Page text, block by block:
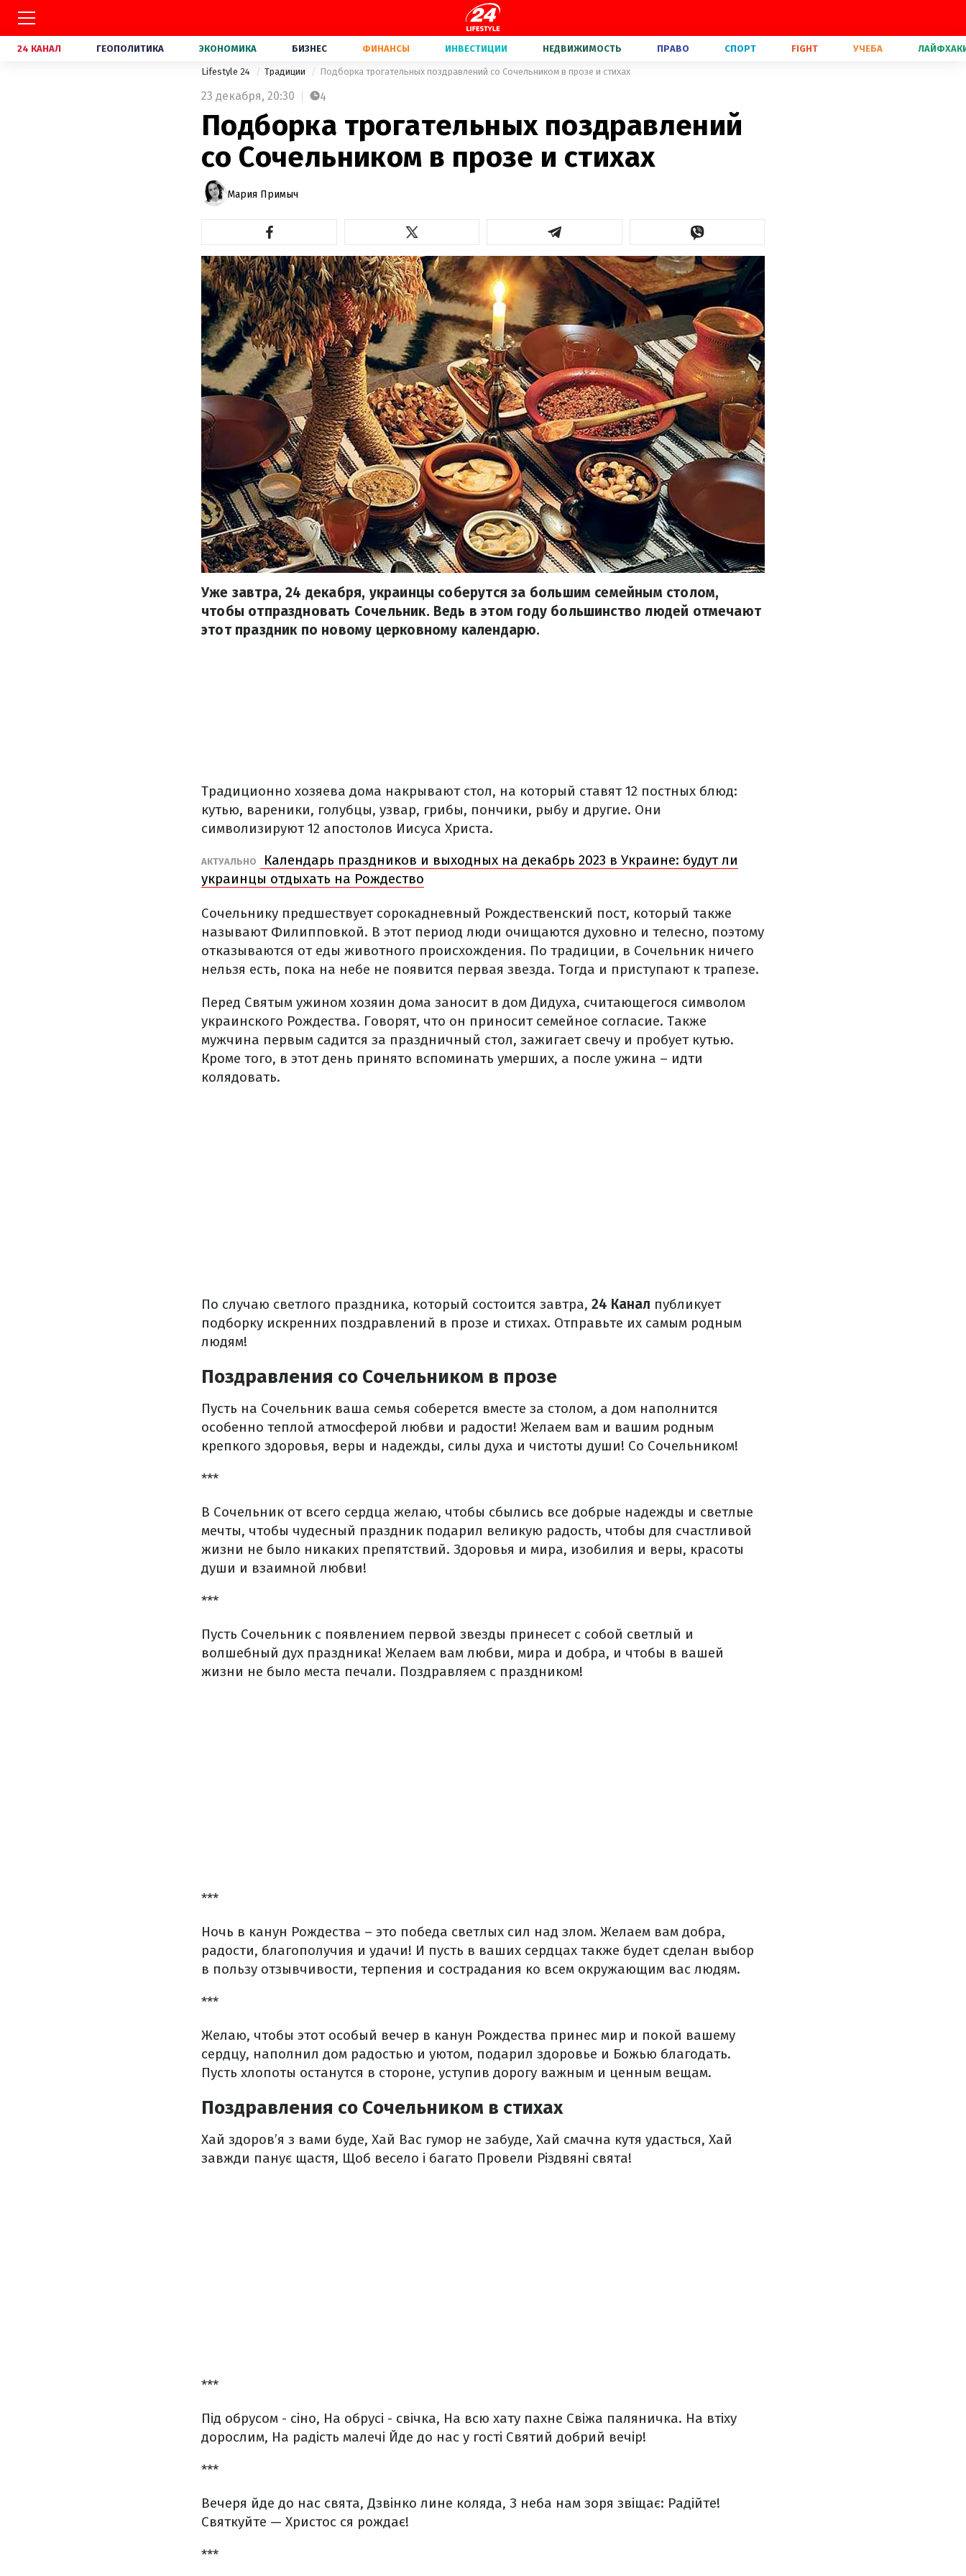
24 КАНАЛ ГЕОПОЛИТИКА ЭКОНОМИКА БИЗНЕС ФИНАНСЫ ИНВЕСТИЦИИ НЕДВИЖИМОСТЬ ПРАВО СПОРТ FIGHT УЧЕБА
Lifestyle 24 Традиции Подборка трогательных поздравлений со Сочельником в прозе и стихах
23 декабря, 20:30 4
Подборка трогательных поздравлений
со Сочельником в прозе и стихах
Мария Примыч
Уже завтра, 24 декабря, украинцы соберутся за большим семейным столом,
чтобы отпраздновать Сочельник. Ведь в этом году большинство людей отмечают
этот праздник по новому церковному календарю.
Традиционно хозяева дома накрывают стол, на который ставят 12 постных блюд:
кутью, вареники, голубцы, узвар, грибы, пончики, рыбу и другие. Они
символизируют 12 апостолов Иисуса Христа.
АКТУАЛЬНО
Календарь праздников и выходных на декабрь 2023 в Украине: будут ли
украинцы отдыхать на Рождество
Сочельнику предшествует сорокадневный Рождественский пост, который также
называют Филипповкой. В этот период люди очищаются духовно и телесно, поэтому
отказываются от еды животного происхождения. По традиции, в Сочельник ничего
нельзя есть, пока на небе не появится первая звезда. Тогда и приступают к трапезе.
Перед Святым ужином хозяин дома заносит в дом Дидуха, считающегося символом
украинского Рождества. Говорят, что он приносит семейное согласие. Также
мужчина первым садится за праздничный стол, зажигает свечу и пробует кутью.
Кроме того, в этот день принято вспоминать умерших, а после ужина – идти
колядовать.
По случаю светлого праздника, который состоится завтра, 24 Канал публикует
подборку искренних поздравлений в прозе и стихах. Отправьте их самым родным
людям!
Поздравления со Сочельником в прозе
Пусть на Сочельник ваша семья соберется вместе за столом, а дом наполнится
особенно теплой атмосферой любви и радости! Желаем вам и вашим родным
крепкого здоровья, веры и надежды, силы духа и чистоты души! Со Сочельником!
***
В Сочельник от всего сердца желаю, чтобы сбылись все добрые надежды и светлые
мечты, чтобы чудесный праздник подарил великую радость, чтобы для счастливой
жизни не было никаких препятствий. Здоровья и мира, изобилия и веры, красоты
души и взаимной любви!
***
Пусть Сочельник с появлением первой звезды принесет с собой светлый и
волшебный дух праздника! Желаем вам любви, мира и добра, и чтобы в вашей
жизни не было места печали. Поздравляем с праздником!
***
Ночь в канун Рождества – это победа светлых сил над злом. Желаем вам добра,
радости, благополучия и удачи! И пусть в ваших сердцах также будет сделан выбор
в пользу отзывчивости, терпения и сострадания ко всем окружающим вас людям.
***
Желаю, чтобы этот особый вечер в канун Рождества принес мир и покой вашему
сердцу, наполнил дом радостью и уютом, подарил здоровье и Божью благодать.
Пусть хлопоты останутся в стороне, уступив дорогу важным и ценным вещам.
Поздравления со Сочельником в стихах
Хай здоров’я з вами буде, Хай Вас гумор не забуде, Хай смачна кутя удасться, Хай
завжди панує щастя, Щоб весело і багато Провели Різдвяні свята!
***
Під обрусом - сіно, На обрусі - свічка, На всю хату пахне Свіжа паляничка. На втіху
дорослим, На радість малечі Йде до нас у гості Святий добрий вечір!
***
Вечеря йде до нас свята, Дзвінко лине коляда, З неба нам зоря звіщає: Радійте!
Святкуйте — Христос ся рождає!
***